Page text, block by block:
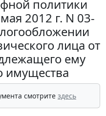
политики
2012 г. N 03-
лица от
ему
имущества
смотрите здесь